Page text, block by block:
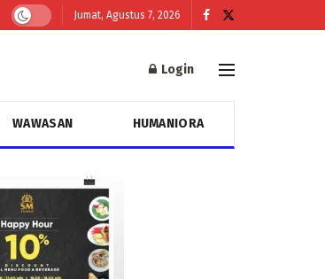
Jumat, Agustus 7, 2026
Login
WAWASAN HUMANIORA